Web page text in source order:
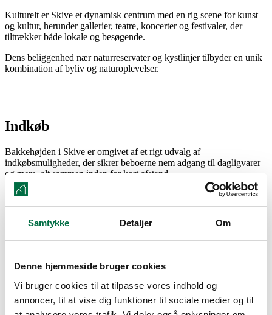
Samtykke Detaljer Om
Denne hjemmeside bruger cookies
Vi bruger cookies til at tilpasse vores indhold og
annoncer, til at vise dig funktioner til sociale medier og til
Kulturelt er Skive et dynamisk centrum med en rig scene for kunst
og kultur, herunder gallerier, teatre, koncerter og festivaler, der
tiltrækker både lokale og besøgende.
Dens beliggenhed nær naturreservater og kystlinjer tilbyder en unik
kombination af byliv og naturoplevelser.
Indkøb
Bakkehøjden i Skive er omgivet af et rigt udvalg af
indkøbsmuligheder, der sikrer beboerne nem adgang til dagligvarer
og mere, alt sammen inden for kort afstand.
Med Skive Retail Park under opbygning og planlagt til åbning næste
år, vil beboerne snart nyde godt af endnu flere shopping muligheder,
naturskønt og centralt beliggende område.
udkanten af Skive, omgivet af frodige marker og en betagende
udsigt ud over byen. Her kan du opleve den rolige skønhed i det
omkringliggende landskab og nyde lange gåture i naturen.